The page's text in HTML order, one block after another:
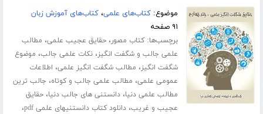
موضوع:کتاب‌های علمی،کتاب‌های آموزش زبان
۹۱ صفحه
برچسب‌ها:کتاب مصور،حقایق عجیب علمی، مطالب
علمی جالب و شگفت انگیز،نکات علمی جالب، موضوع
شگفت انگیز، مطالب شگفت انگیز علمی، اطلاعات
عمومی علمی، مطالب علمی جالب و کوتاه، جالب ترین
مطالب علمی دنیا،دانستنی های جالب دنیا،حقایق
عجیب و غریب،دانلود کتاب دانستنیهای علمی pdf ،